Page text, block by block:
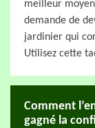
meilleur
demande de
jardinier qui
Utilisez cette
Comment
gagné la